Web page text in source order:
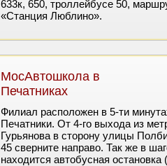
633к, 650, троллейбусе 50,
«Станция Люблино».
МосАвтошкола в
Печатниках
Филиал расположен в 5-ти
Печатники. От 4-го выхода из
Гурьянова в сторону улицы
45 сверните направо. Так же в
находится автобусная